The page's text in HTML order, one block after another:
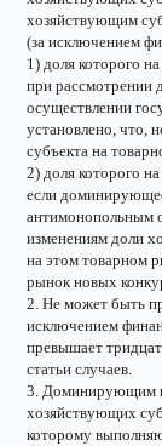
хозяйствующим
(за исключением
1) доля которого
при рассмотрении
осуществлении
установлено, что,
субъекта на
2) доля которого
если
антимонопольным
изменениям доли
на этом товарном
рынок новых
2. Не может быть
исключением
превышает
статьи случаев.
3. Доминирующим
хозяйствующих
которому